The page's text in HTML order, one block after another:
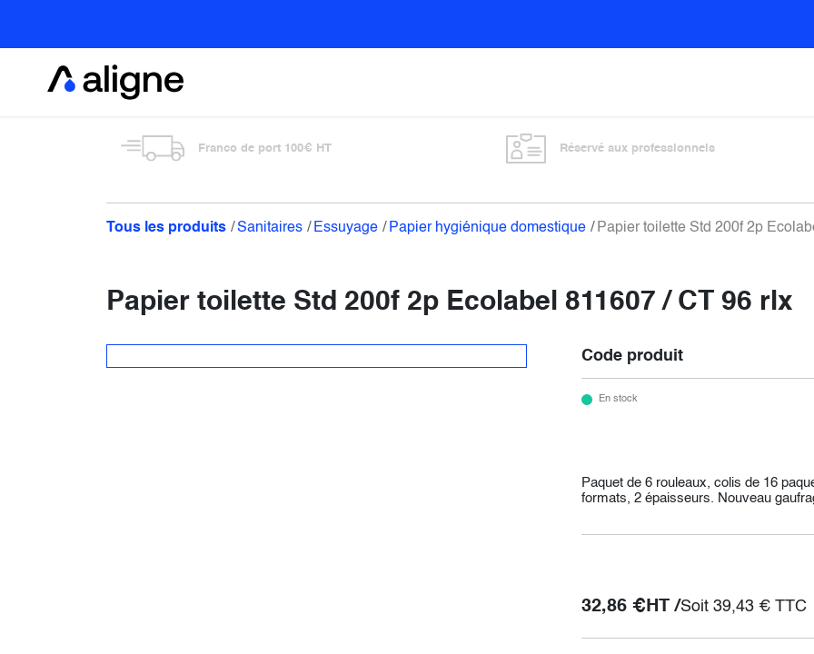
Franco de port 100€ HT Réservé aux professionnels
Tous les produits Sanitaires Essuyage Papier hygiénique domestique Papier toilette Std 200f 2p
Papier toilette Std 200f 2p Ecolabel 811607 / CT 96 rlx
Code produit
En stock
Paquet de 6 rouleaux, colis de 16
formats, 2 épaisseurs. Nouveau
32,86€ HT /Soit 39,43€TTC